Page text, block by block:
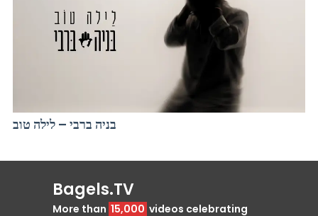
בניה ברבי – לילה טוב
Bagels.TV
More than 15,000 videos celebrating